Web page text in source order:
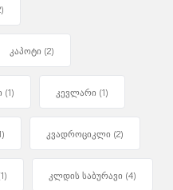
კაპოტი (2)
(1) კევლარი (1)
კვადროციკლი (2)
კლდის საბურავი (4)